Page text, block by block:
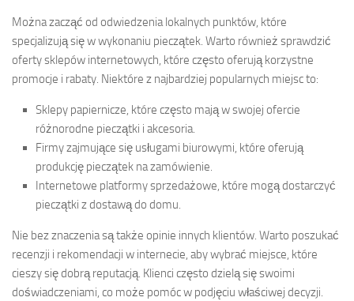
Można zacząć od odwiedzenia lokalnych punktów, które
specjalizują się w wykonaniu pieczątek. Warto również sprawdzić
oferty sklepów internetowych, które często oferują korzystne
promocje i rabaty. Niektóre z najbardziej popularnych miejsc to:
Sklepy papiernicze, które często mają w swojej ofercie
różnorodne pieczątki i akcesoria.
Firmy zajmujące się usługami biurowymi, które oferują
produkcję pieczątek na zamówienie.
Internetowe platformy sprzedażowe, które mogą dostarczyć
pieczątki z dostawą do domu.
Nie bez znaczenia są także opinie innych klientów. Warto poszukać
recenzji i rekomendacji w internecie, aby wybrać miejsce, które
cieszy się dobrą reputacją. Klienci często dzielą się swoimi
doświadczeniami, co może pomóc w podjęciu właściwej decyzji.